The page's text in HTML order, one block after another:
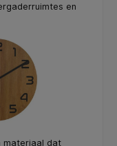
en
materiaal dat